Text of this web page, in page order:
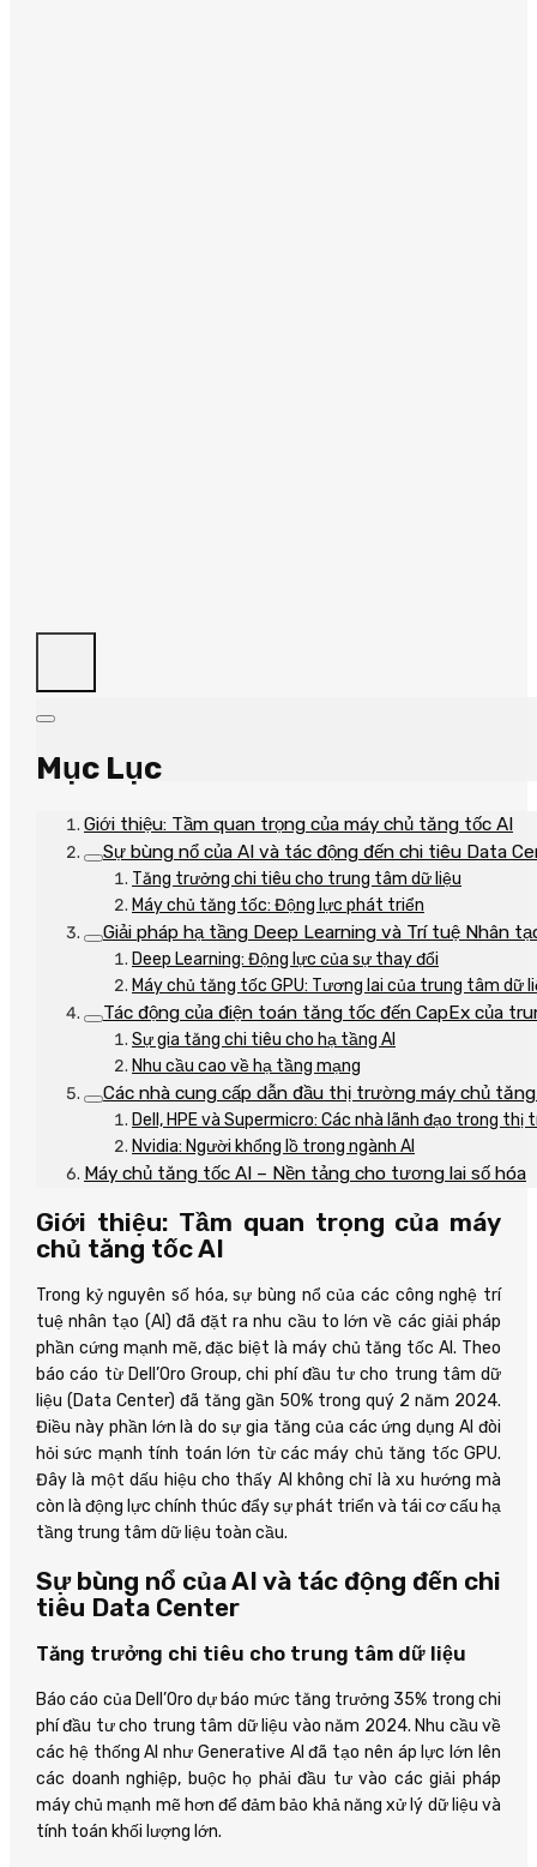
Mục Lục
Giới thiệu: Tầm quan trọng của máy chủ tăng tốc AI
Sự bùng nổ của AI và tác động đến chi tiêu Data
Tăng trưởng chi tiêu cho trung tâm dữ liệu
Máy chủ tăng tốc: Động lực phát triển
Giải pháp hạ tầng Deep Learning và Trí tuệ Nhân
Deep Learning: Động lực của sự thay đổi
Máy chủ tăng tốc GPU: Tương lai của trung tâm dữ
Tác động của điện toán tăng tốc đến CapEx của
Sự gia tăng chi tiêu cho hạ tầng AI
Nhu cầu cao về hạ tầng mạng
Các nhà cung cấp dẫn đầu thị trường máy chủ
Dell, HPE và Supermicro: Các nhà lãnh đạo trong thị
Nvidia: Người khổng lồ trong ngành AI
Máy chủ tăng tốc AI – Nền tảng cho tương lai số hóa
Giới thiệu: Tầm quan trọng của máy
chủ tăng tốc AI
Trong kỷ nguyên số hóa, sự bùng nổ của các công nghệ trí
tuệ nhân tạo (AI) đã đặt ra nhu cầu to lớn về các giải pháp
phần cứng mạnh mẽ, đặc biệt là máy chủ tăng tốc AI. Theo
báo cáo từ Dell’Oro Group, chi phí đầu tư cho trung tâm dữ
liệu (Data Center) đã tăng gần 50% trong quý 2 năm 2024.
Điều này phần lớn là do sự gia tăng của các ứng dụng AI đòi
hỏi sức mạnh tính toán lớn từ các máy chủ tăng tốc GPU.
Đây là một dấu hiệu cho thấy AI không chỉ là xu hướng mà
còn là động lực chính thúc đẩy sự phát triển và tái cơ cấu hạ
tầng trung tâm dữ liệu toàn cầu.
Sự bùng nổ của AI và tác động đến chi
tiêu Data Center
Tăng trưởng chi tiêu cho trung tâm dữ liệu
Báo cáo của Dell’Oro dự báo mức tăng trưởng 35% trong chi
phí đầu tư cho trung tâm dữ liệu vào năm 2024. Nhu cầu về
các hệ thống AI như Generative AI đã tạo nên áp lực lớn lên
các doanh nghiệp, buộc họ phải đầu tư vào các giải pháp
máy chủ mạnh mẽ hơn để đảm bảo khả năng xử lý dữ liệu và
tính toán khối lượng lớn.